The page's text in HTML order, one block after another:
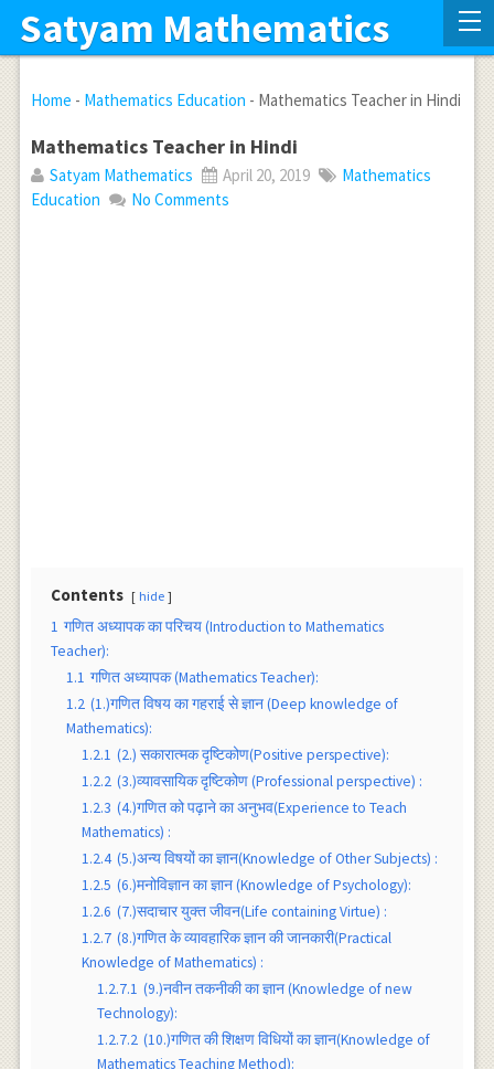
Satyam Mathematics
Home - Mathematics Education - Mathematics Teacher in Hindi
Mathematics Teacher in Hindi
Satyam Mathematics April 20, 2019
Mathematics
Education
No Comments
Contents hide
1 गणित अध्यापक का परिचय (Introduction to Mathematics
Teacher):
1.1 गणित अध्यापक (Mathematics Teacher):
1.2 (1.)गणित विषय का गहराई से ज्ञान (Deep knowledge of
Mathematics):
1.2.1 (2.) सकारात्मक दृष्टिकोण(Positive perspective):
1.2.2 (3.)व्यावसायिक दृष्टिकोण (Professional perspective) :
1.2.3 (4.)गणित को पढ़ाने का अनुभव(Experience to Teach
Mathematics) :
1.2.4 (5.)अन्य विषयों का ज्ञान(Knowledge of Other Subjects) :
1.2.5 (6.)मनोविज्ञान का ज्ञान (Knowledge of Psychology):
1.2.6 (7.)सदाचार युक्त जीवन(Life containing Virtue) :
1.2.7 (8.)गणित के व्यावहारिक ज्ञान की जानकारी(Practical
Knowledge of Mathematics) :
1.2.7.1 (9.)नवीन तकनीकी का ज्ञान (Knowledge of new
Technology):
1.2.7.2 (10.)गणित की शिक्षण विधियों का ज्ञान(Knowledge of
Mathematics Teaching Method):